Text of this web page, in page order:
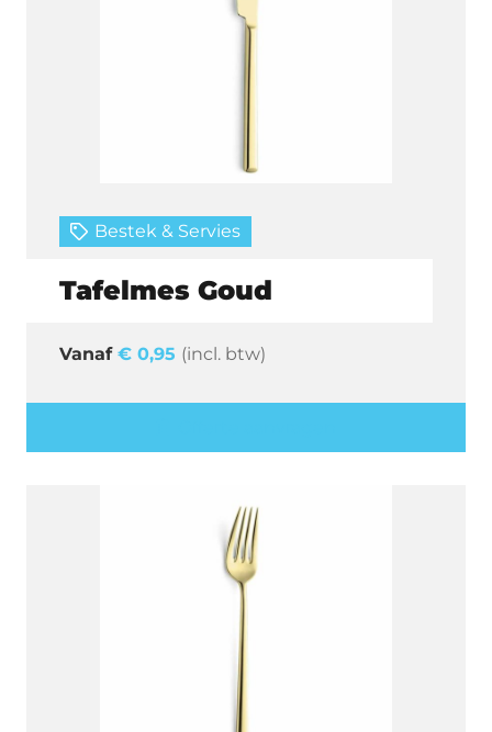
Bestek & Servies
Tafelmes Goud
€ 0,95 (incl. btw)